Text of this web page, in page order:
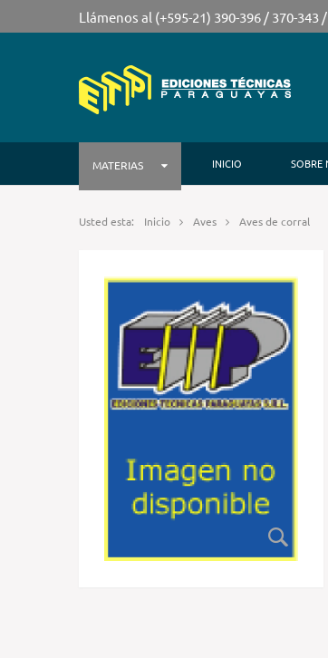
Llámenos al (+595-21) 390-396 / 370-343
MATERIAS INICIO SOBRE
Usted esta: Inicio Aves Aves de corral